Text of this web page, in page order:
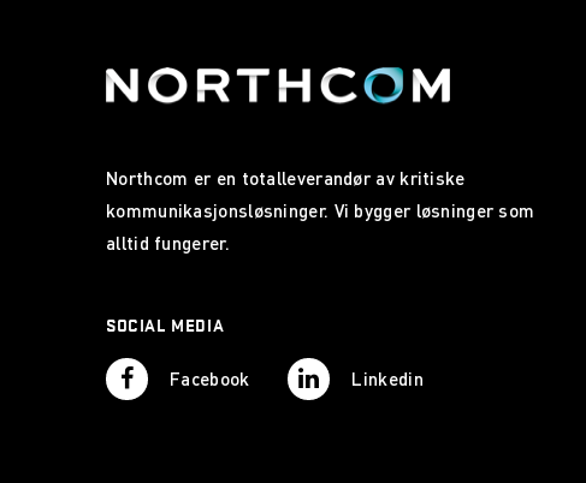
Northcom er en totalleverandør av kritiske
kommunikasjonsløsninger. Vi bygger løsninger som
alltid fungerer.
SOCIAL MEDIA
Facebook Linkedin